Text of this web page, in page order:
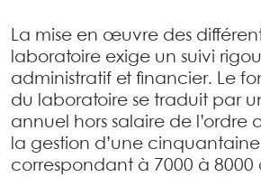
La mise en œuvre des
laboratoire exige un suivi
administratif et financier. Le
du laboratoire se traduit par
annuel hors salaire de l’ordre
la gestion d’une
correspondant à 7000 à 8000